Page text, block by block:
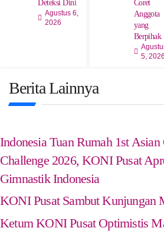
Deteksi Dini
Agustus 6,
2026
Coret
Anggota
yang
Berpihak
5, 2026
Berita Lainnya
Indonesia Tuan Rumah 1st
Challenge 2026, KONI Pusat
Gimnastik Indonesia
KONI Pusat Sambut Kunjungan
Ketum KONI Pusat Optimistis